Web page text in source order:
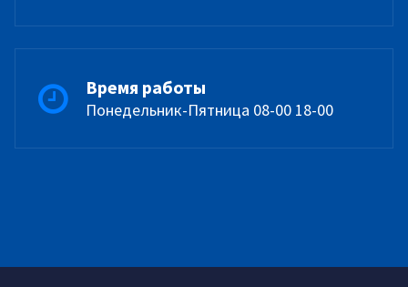
Время работы
Понедельник-Пятница 08-00 18-00